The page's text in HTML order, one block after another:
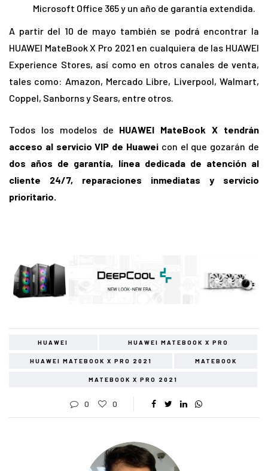
Microsoft Office 365 y un año de garantía extendida.
A partir del 10 de mayo también se podrá encontrar la
HUAWEI MateBook X Pro 2021 en cualquiera de las HUAWEI
Experience Stores, así como en otros canales de venta,
tales como: Amazon, Mercado Libre, Liverpool, Walmart,
Coppel, Sanborns y Sears, entre otros.
Todos los modelos de HUAWEI MateBook X tendrán
acceso al servicio VIP de Huawei con el que gozarán de
dos años de garantía, línea dedicada de atención al
cliente 24/7, reparaciones inmediatas y servicio
prioritario.
HUAWEI HUAWEI MATEBOOK X PRO
HUAWEI MATEBOOK X PRO 2021 MATEBOOK
MATEBOOK X PRO 2021
0 0